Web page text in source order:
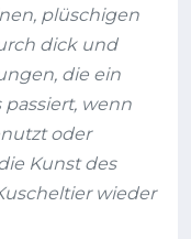
plüschigen
dick und
die ein
passiert, wenn
oder
Kunst des
wieder